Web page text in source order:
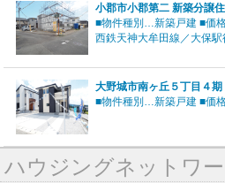
小郡市小郡第二 新築分譲
■物件種別…新築戸建 ■価
西鉄天神大牟田線／大保
大野城市南ヶ丘５丁目４
■物件種別…新築戸建 ■価
ハウジングネットワ